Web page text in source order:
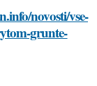
novosti/vse-
grunte-